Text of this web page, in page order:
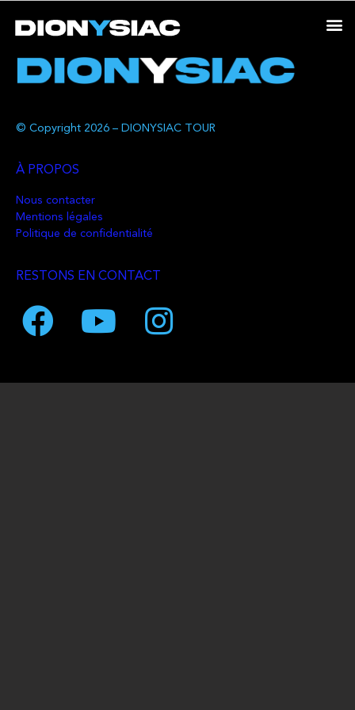
© Copyright 2026 – DIONYSIAC TOUR
À PROPOS
Nous contacter
Mentions légales
Politique de confidentialité
RESTONS EN CONTACT